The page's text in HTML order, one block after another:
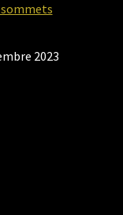
sommets
2023